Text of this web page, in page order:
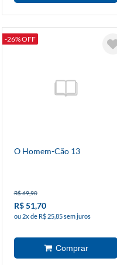
-26% OFF
O Homem-Cão 13
R$ 69,90
R$ 51,70
ou 2x de R$ 25,85 sem juros